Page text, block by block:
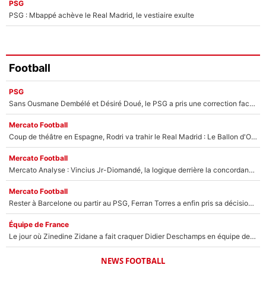
PSG
PSG : Mbappé achève le Real Madrid, le vestiaire exulte
Football
PSG
Sans Ousmane Dembélé et Désiré Doué, le PSG a pris une correction face à Majorque : Luis Enrique attend avec impatience des renforts !
Mercato Football
Coup de théâtre en Espagne, Rodri va trahir le Real Madrid : Le Ballon d'Or a choisi de signer au FC Barcelone !
Mercato Football
Mercato Analyse : Vincius Jr-Diomandé, la logique derrière la concordance des temps
Mercato Football
Rester à Barcelone ou partir au PSG, Ferran Torres a enfin pris sa décision : La course contre la montre est lancée !
Équipe de France
Le jour où Zinedine Zidane a fait craquer Didier Deschamps en équipe de France : «Je m’en suis voulu», l’ancien sélectionneur a regretté son geste !
NEWS FOOTBALL